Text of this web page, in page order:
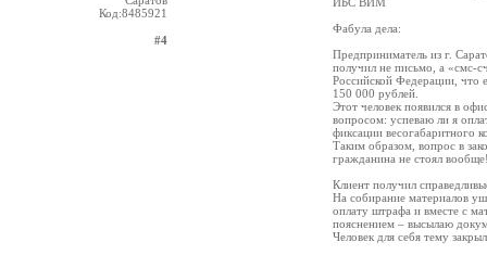
Код:8485921
#4
Фабула дела:
Предприниматель из г.
получил не письмо, а «смс-
Российской Федерации, что
150 000 рублей.
Этот человек появился в
вопросом: успеваю ли я
фиксации весогабаритного
Таким образом, вопрос в
гражданина не стоял
Клиент получил
На собирание материалов
оплату штрафа и вместе с
пояснением – высылаю
Человек для себя тему